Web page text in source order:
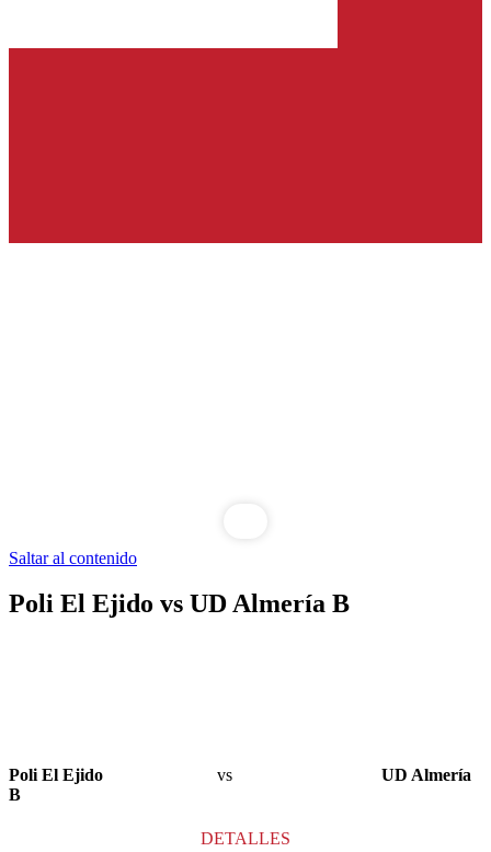
Saltar al contenido
Poli El Ejido vs UD Almería B
Poli El Ejido vs
UD Almería
B
DETALLES